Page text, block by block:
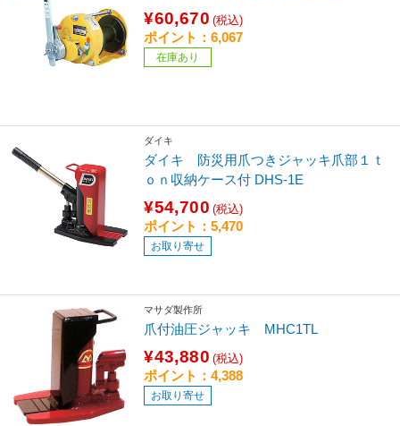
¥60,670 (税込)
ポイント：6,067
在庫あり
ダイキ
ダイキ 防災用爪つきジャッキ爪部１ｔ
ｏｎ収納ケース付 DHS-1E
¥54,700 (税込)
ポイント：5,470
お取り寄せ
マサダ製作所
爪付油圧ジャッキ MHC1TL
¥43,880 (税込)
ポイント：4,388
お取り寄せ